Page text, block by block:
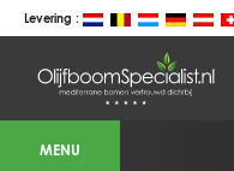
Levering :
WEBSITES
MENU